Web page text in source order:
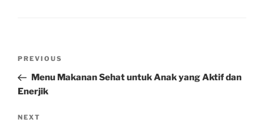
Previous
Post
PREVIOUS
Menu Makanan Sehat untuk Anak yang Aktif dan
Enerjik
Next
NEXT